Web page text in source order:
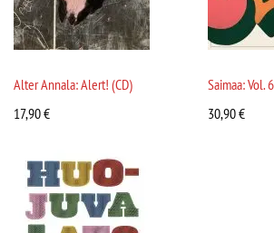
Alter Annala: Alert! (CD)
17,90€
Saimaa: Vol.
30,90€